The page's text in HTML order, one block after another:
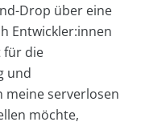
Drop über eine
Entwickler:innen
für die
und
meine serverlosen
möchte,